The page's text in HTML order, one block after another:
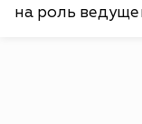
на роль